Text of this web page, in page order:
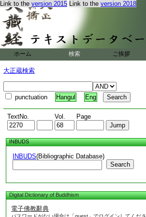
Link to the version 2015 Link to the version 2018
ホーム 検索 ご挨拶
大正蔵検索
punctuation Hangul Eng
TextNo. Vol. Page
INBUDS
INBUDS(Bibliographic Database)
Search
Digital Dictionary of Buddhism
電子佛教辭典